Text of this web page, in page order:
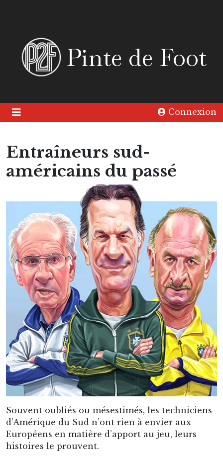
Pinte de Foot
Connexion
Entraîneurs sud-
américains du passé
Souvent oubliés ou mésestimés, les techniciens
d’Amérique du Sud n’ont rien à envier aux
Européens en matière d’apport au jeu, leurs
histoires le prouvent.